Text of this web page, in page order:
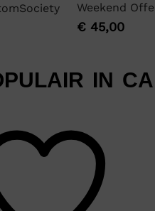
Weekend
€ 45,00
IN